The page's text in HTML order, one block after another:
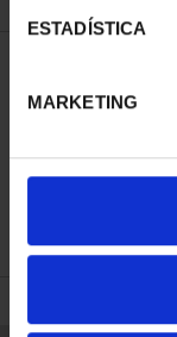
ESTADÍSTICA
MARKETING